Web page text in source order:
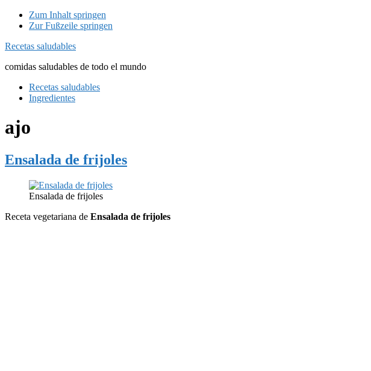
Zum Inhalt springen
Zur Fußzeile springen
Recetas saludables
comidas saludables de todo el mundo
Recetas saludables
Ingredientes
ajo
Ensalada de frijoles
Ensalada de frijoles
Receta vegetariana de Ensalada de frijoles